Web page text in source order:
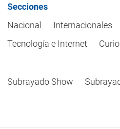
Secciones
Nacional
Internacionales
Tecnología e Internet
Subrayado Show